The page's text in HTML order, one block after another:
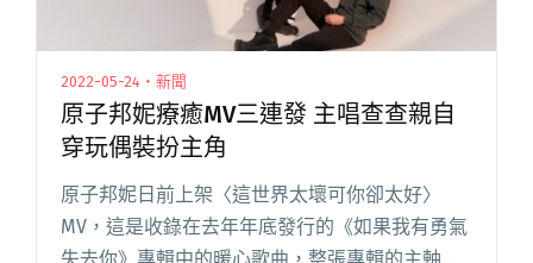
2022-05-24・新聞
原子邦妮療癒MV三連發 主唱查查親自
穿玩偶裝扮主角
原子邦妮日前上架〈這世界太壞可你卻太好〉
MV，這是收錄在去年年底發行的《如果我有勇氣